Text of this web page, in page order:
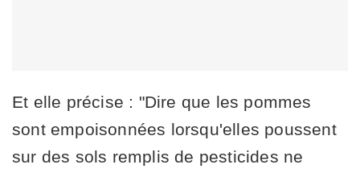
Et elle précise : "Dire que les pommes
sont empoisonnées lorsqu'elles poussent
sur des sols remplis de pesticides ne